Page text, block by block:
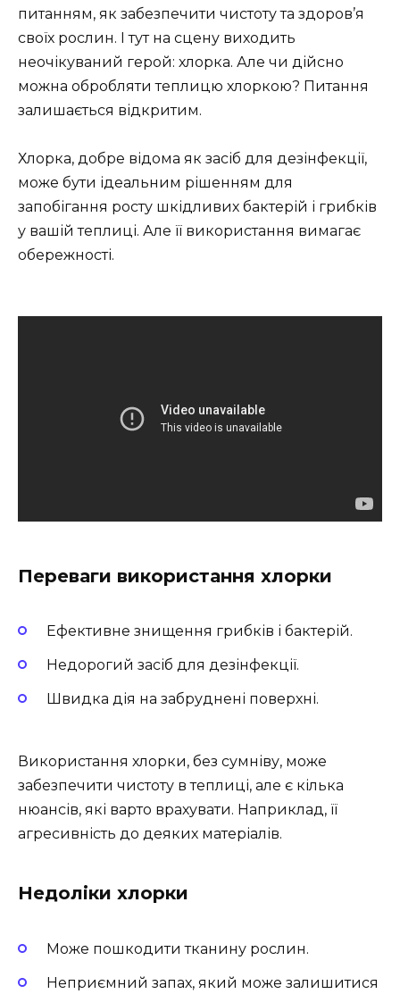
питанням, як забезпечити чистоту та здоров’я
своїх рослин. І тут на сцену виходить
неочікуваний герой: хлорка. Але чи дійсно
можна обробляти теплицю хлоркою? Питання
залишається відкритим.
Хлорка, добре відома як засіб для дезінфекції,
може бути ідеальним рішенням для
запобігання росту шкідливих бактерій і грибків
у вашій теплиці. Але її використання вимагає
обережності.
Переваги використання хлорки
Ефективне знищення грибків і бактерій.
Недорогий засіб для дезінфекції.
Швидка дія на забруднені поверхні.
Використання хлорки, без сумніву, може
забезпечити чистоту в теплиці, але є кілька
нюансів, які варто врахувати. Наприклад, її
агресивність до деяких матеріалів.
Недоліки хлорки
Може пошкодити тканину рослин.
Неприємний запах, який може залишитися